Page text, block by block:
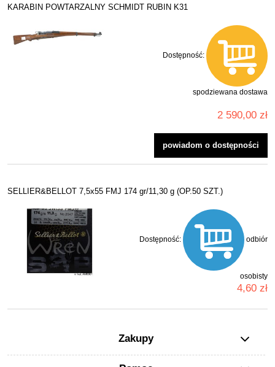
KARABIN POWTARZALNY SCHMIDT RUBIN K31
Dostępność:
spodziewana dostawa
2 590,00 zł
powiadom o dostępności
SELLIER&BELLOT 7,5x55 FMJ 174 gr/11,30 g (OP.50 SZT.)
Dostępność: odbiór
osobisty
4,60 zł
Zakupy